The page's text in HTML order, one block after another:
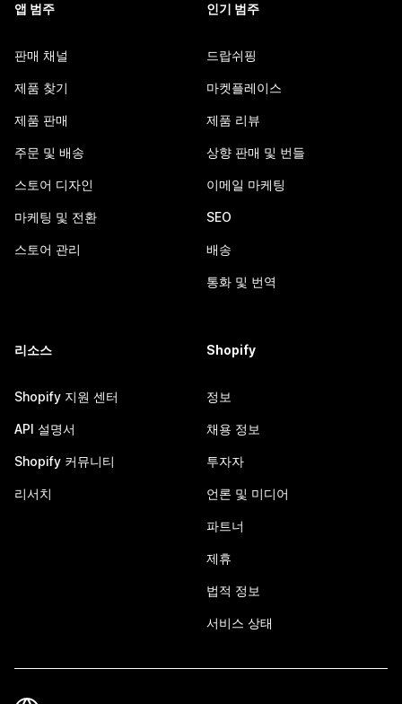
앱 범주
판매 채널
제품 찾기
제품 판매
주문 및 배송
스토어 디자인
마케팅 및 전환
스토어 관리
인기 범주
드랍쉬핑
마켓플레이스
제품 리뷰
상향 판매 및 번들
이메일 마케팅
SEO
배송
통화 및 번역
리소스
Shopify 지원 센터
API 설명서
Shopify 커뮤니티
리서치
Shopify
정보
채용 정보
투자자
언론 및 미디어
파트너
제휴
법적 정보
서비스 상태